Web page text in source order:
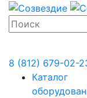
8 (812) 679-02-
Каталог